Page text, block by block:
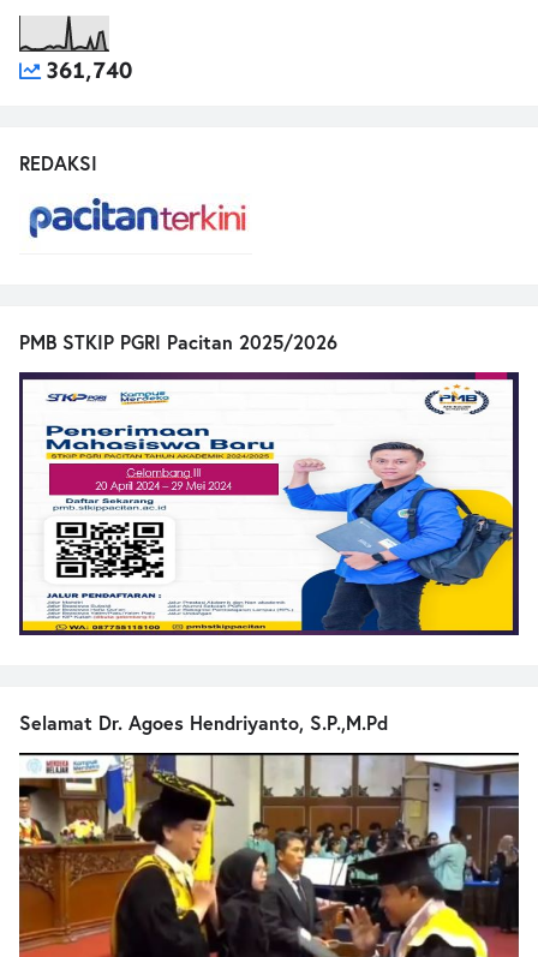
361,740
REDAKSI
PMB STKIP PGRI Pacitan 2025/2026
Selamat Dr. Agoes Hendriyanto, S.P.,M.Pd